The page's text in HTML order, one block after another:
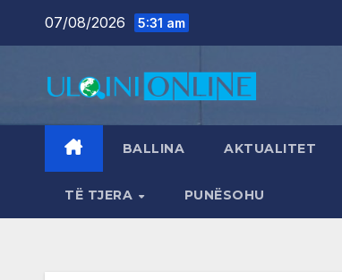
07/08/2026 5:31 am
BALLINA AKTUALITET
TË TJERA PUNËSOHU